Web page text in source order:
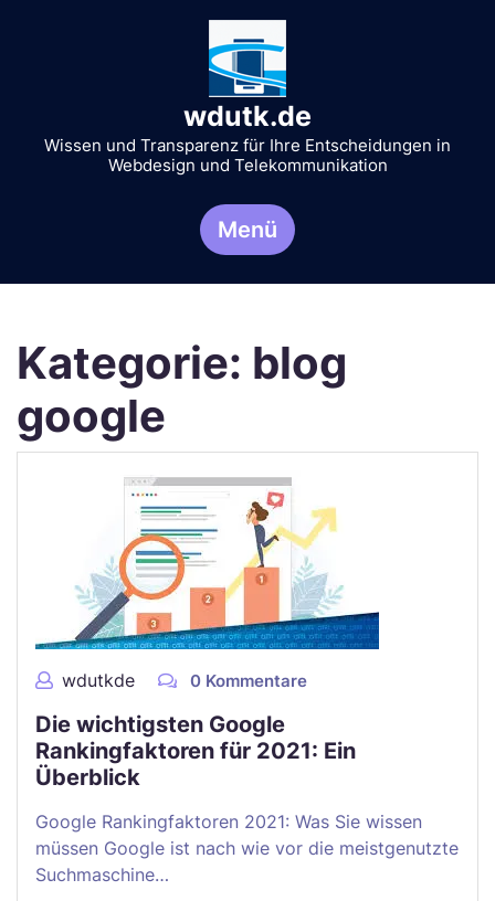
wdutk.de
Wissen und Transparenz für Ihre Entscheidungen in
Webdesign und Telekommunikation
Menü
Kategorie: blog
google
wdutkde 0 Kommentare
Die wichtigsten Google
Rankingfaktoren für 2021: Ein
Überblick
Google Rankingfaktoren 2021: Was Sie wissen
müssen Google ist nach wie vor die meistgenutzte
Suchmaschine…